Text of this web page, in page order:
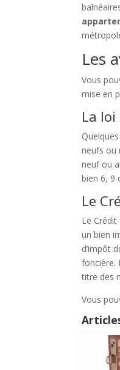
Les
Vous
mise en
La loi
neufs ou
neuf ou
bien 6, 9
Le
Le
un bien
d’impôt
foncière.
titre des
Vous